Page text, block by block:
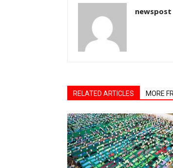
newspost
RELATED ARTICLES MORE